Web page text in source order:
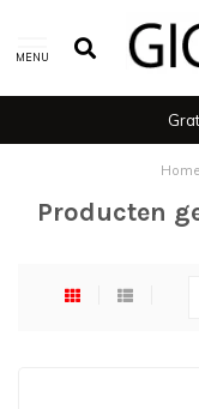
MENU
Home
Producten